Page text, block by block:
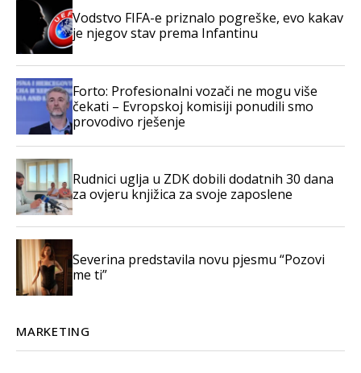
Vodstvo FIFA-e priznalo pogreške, evo kakav
je njegov stav prema Infantinu
Forto: Profesionalni vozači ne mogu više
čekati – Evropskoj komisiji ponudili smo
provodivo rješenje
Rudnici uglja u ZDK dobili dodatnih 30 dana
za ovjeru knjižica za svoje zaposlene
Severina predstavila novu pjesmu “Pozovi
me ti”
MARKETING